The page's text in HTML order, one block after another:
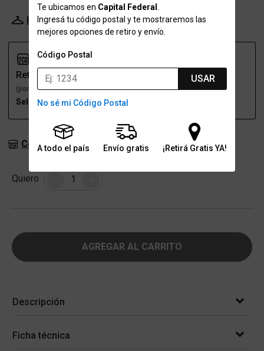
Te ubicamos en Capital Federal
Ingresá tu código postal y te mostraremos las
mejores opciones de retiro y envío.
Código Postal
USAR
No sé mi Código Postal
A todo el país Envío gratis ¡Retirá Gratis YA!
Probador Virtual Tabla de talles
Retiro
(por una sucursal)
Seleccioná talle
(a domicilio)
Consultar stock en sucursales
Quiero Cantidad
AGREGAR AL CARRITO
Descripción
Ficha técnica